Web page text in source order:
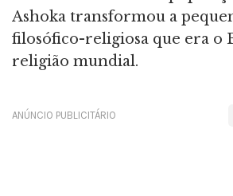
Ashoka transformou a
filosófico-religiosa que era o
religião mundial.
ANÚNCIO PUBLICITÁRIO